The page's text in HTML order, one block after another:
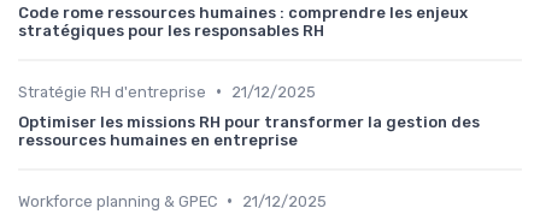
Code rome ressources humaines : comprendre les enjeux
stratégiques pour les responsables RH
Stratégie RH d'entreprise •
21/12/2025
Optimiser les missions RH pour transformer la gestion des
ressources humaines en entreprise
Workforce planning & GPEC •
21/12/2025